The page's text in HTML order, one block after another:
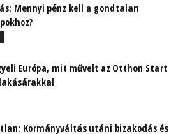
Mennyi pénz kell a gondtalan
Európa, mit művelt az Otthon Start
Kormányváltás utáni bizakodás és